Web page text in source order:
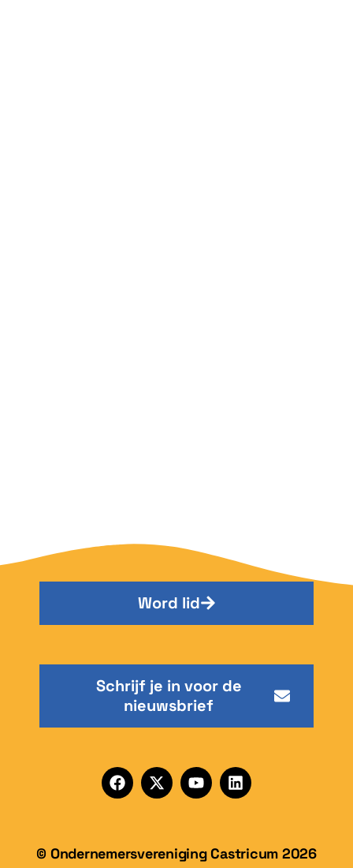
Word lid
Schrijf je in voor de
nieuwsbrief
© Ondernemersvereniging Castricum 2026